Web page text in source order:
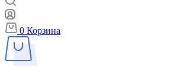
0 Корзина